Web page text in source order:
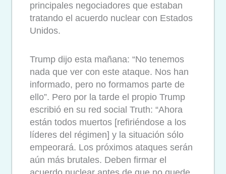
principales negociadores que estaban
tratando el acuerdo nuclear con Estados
Unidos.
Trump dijo esta mañana: “No tenemos
nada que ver con este ataque. Nos han
informado, pero no formamos parte de
ello”. Pero por la tarde el propio Trump
escribió en su red social Truth: “Ahora
están todos muertos [refiriéndose a los
líderes del régimen] y la situación sólo
empeorará. Los próximos ataques serán
aún más brutales. Deben firmar el